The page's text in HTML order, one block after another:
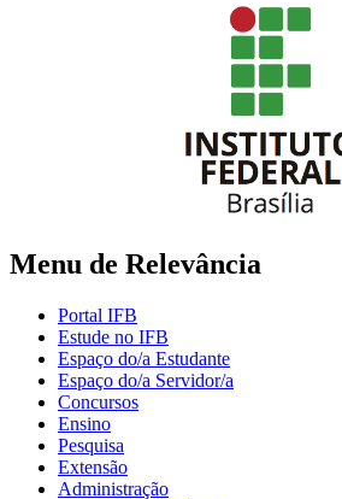
Menu de Relevância
Portal IFB
Estude no IFB
Espaço do/a Estudante
Espaço do/a Servidor/a
Concursos
Ensino
Pesquisa
Extensão
Administração